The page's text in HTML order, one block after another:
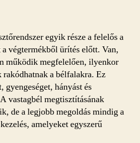
bejegyzéshez
egyik része a felelős a
végtermékből ürítés előtt. Van,
működik megfelelően, ilyenkor
rakódhatnak a bélfalakra. Ez
hányást és
vastagbél megtisztításának
de a legjobb megoldás mindig a
amelyeket egyszerű